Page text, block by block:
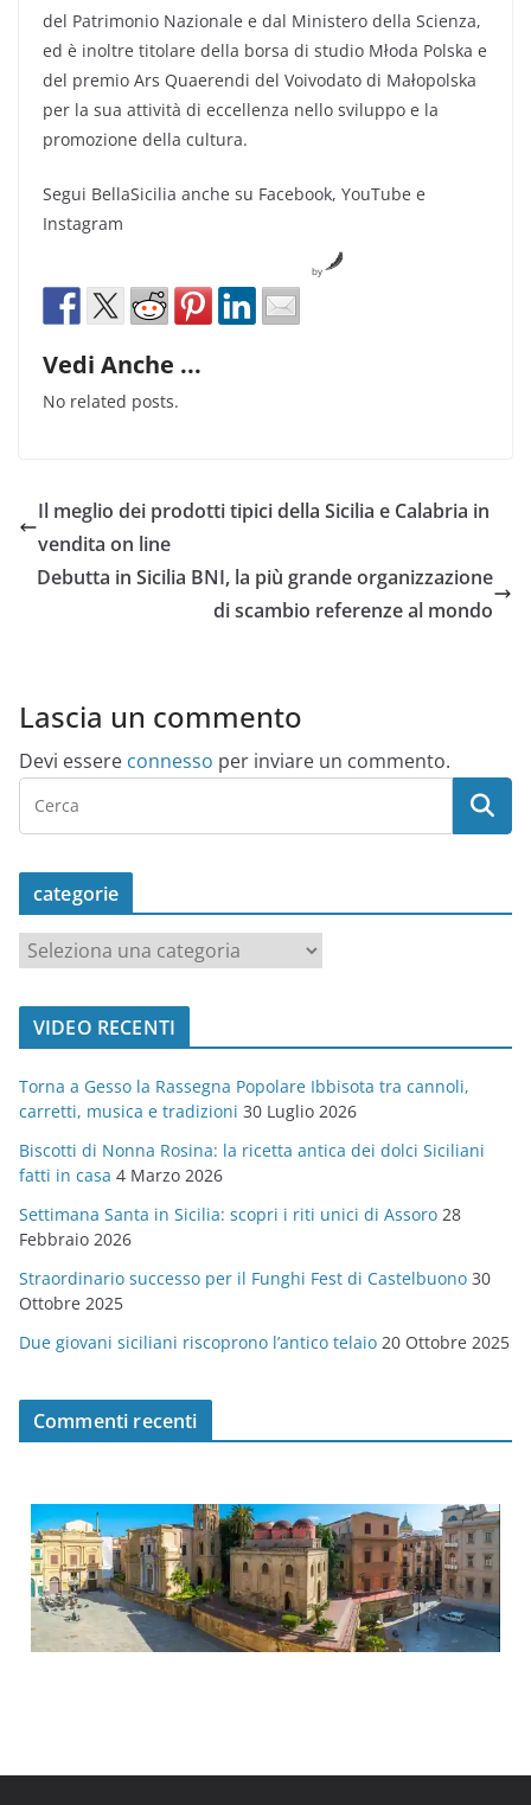
del Patrimonio Nazionale e dal Ministero della Scienza,
ed è inoltre titolare della borsa di studio Młoda Polska e
del premio Ars Quaerendi del Voivodato di Małopolska
per la sua attività di eccellenza nello sviluppo e la
promozione della cultura.
Segui BellaSicilia anche su Facebook, YouTube e
Instagram
by
Vedi Anche ...
No related posts.
Il meglio dei prodotti tipici della Sicilia e Calabria in
vendita on line
Debutta in Sicilia BNI, la più grande organizzazione
di scambio referenze al mondo
Lascia un commento
Devi essere connesso per inviare un commento.
categorie
t
o
r
i
e
VIDEO RECENTI
Torna a Gesso la Rassegna Popolare Ibbisota tra cannoli,
carretti, musica e tradizioni 30 Luglio 2026
Biscotti di Nonna Rosina: la ricetta antica dei dolci Siciliani
fatti in casa 4 Marzo 2026
Settimana Santa in Sicilia: scopri i riti unici di Assoro 28
Febbraio 2026
Straordinario successo per il Funghi Fest di Castelbuono 30
Ottobre 2025
Due giovani siciliani riscoprono l’antico telaio 20 Ottobre 2025
Commenti recenti